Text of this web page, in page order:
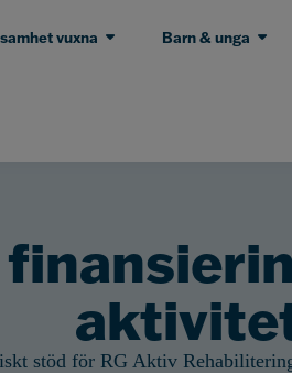
vuxna Barn & unga
stöd för RG Aktiv